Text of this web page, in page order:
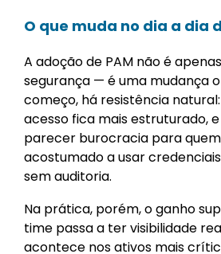
O que muda no dia a dia
A adoção de PAM não é
segurança — é uma mudança
começo, há resistência
acesso fica mais estruturado,
parecer burocracia para
acostumado a usar
sem auditoria.
Na prática, porém, o ganho
time passa a ter visibilidade
acontece nos ativos mais